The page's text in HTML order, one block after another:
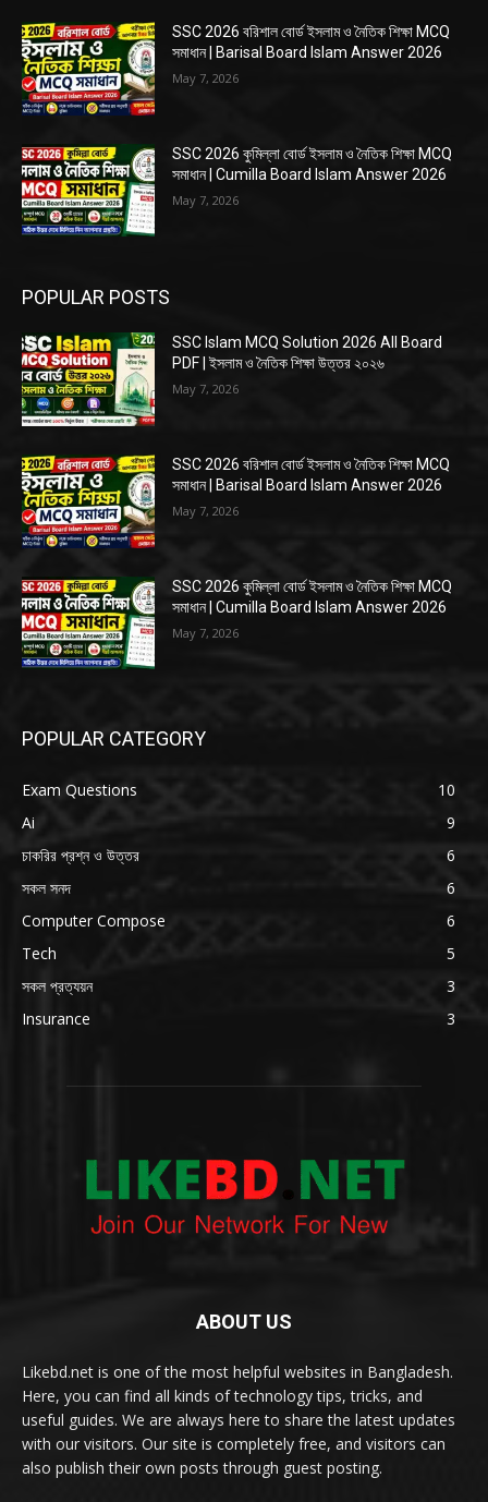
SSC 2026 বরিশাল বোর্ড ইসলাম ও নৈতিক শিক্ষা MCQ
সমাধান | Barisal Board Islam Answer 2026
May 7, 2026
SSC 2026 কুমিল্লা বোর্ড ইসলাম ও নৈতিক শিক্ষা MCQ
সমাধান | Cumilla Board Islam Answer 2026
May 7, 2026
POPULAR POSTS
SSC Islam MCQ Solution 2026 All Board
PDF | ইসলাম ও নৈতিক শিক্ষা উত্তর ২০২৬
May 7, 2026
SSC 2026 বরিশাল বোর্ড ইসলাম ও নৈতিক শিক্ষা MCQ
সমাধান | Barisal Board Islam Answer 2026
May 7, 2026
SSC 2026 কুমিল্লা বোর্ড ইসলাম ও নৈতিক শিক্ষা MCQ
সমাধান | Cumilla Board Islam Answer 2026
May 7, 2026
POPULAR CATEGORY
Exam Questions
10
Ai
9
চাকরির প্রশ্ন ও উত্তর
6
সকল সনদ
6
Computer Compose
6
Tech
5
সকল প্রত্যয়ন
3
Insurance
3
ABOUT US
Likebd.net is one of the most helpful websites in Bangladesh.
Here, you can find all kinds of technology tips, tricks, and
useful guides. We are always here to share the latest updates
with our visitors. Our site is completely free, and visitors can
also publish their own posts through guest posting.